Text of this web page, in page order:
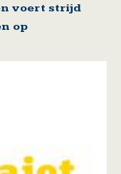
voert strijd
op